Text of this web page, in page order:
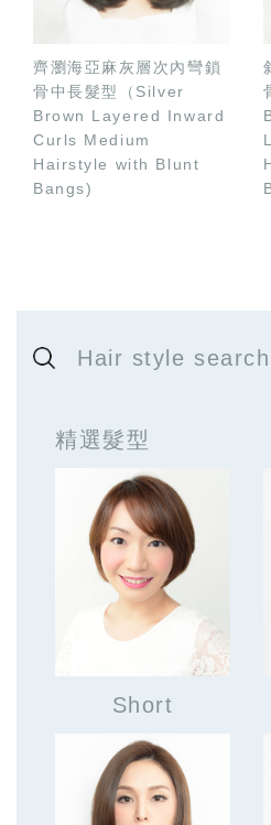
齊瀏海亞麻灰層次內彎鎖
骨中長髮型（Silver
Brown Layered Inward
Curls Medium
Hairstyle with Blunt
Bangs)
Hair style search
精選髮型
Short